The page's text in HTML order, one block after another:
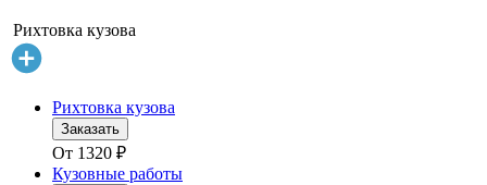
Рихтовка кузова
Рихтовка кузова
Заказать
От 1320 ₽
Кузовные работы